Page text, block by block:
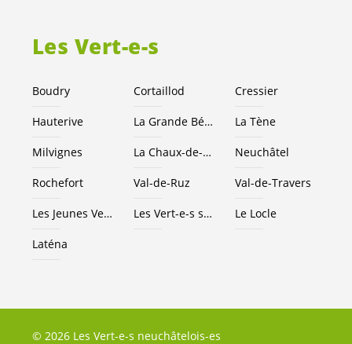
Les Vert-e-s
Boudry Cortaillod Cressier
Hauterive La Grande Béroche La Tène
Milvignes La Chaux-de-Fonds Neuchâtel
Rochefort Val-de-Ruz Val-de-Travers
Les Jeunes Vert-e-s NE
Les Vert-e-s suisses Le Locle
Laténa
© 2026 Les Vert-e-s neuchâtelois-es